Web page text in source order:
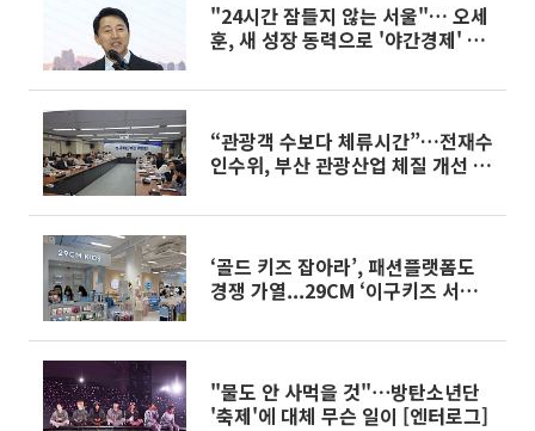
"24시간 잠들지 않는 서울"… 오세
훈, 새 성장 동력으로 '야간경제' 띄
“관광객 수보다 체류시간”…전재수
인수위, 부산 관광산업 체질 개선 시
‘골드 키즈 잡아라’, 패션플랫폼도
경쟁 가열...29CM ‘이구키즈 서울
"물도 안 사먹을 것"⋯방탄소년단
'축제'에 대체 무슨 일이 [엔터로그]